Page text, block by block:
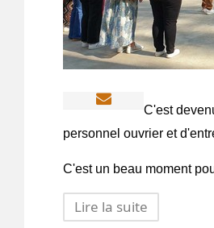
C'est
personnel ouvrier et
C'est un beau moment
Lire la suite